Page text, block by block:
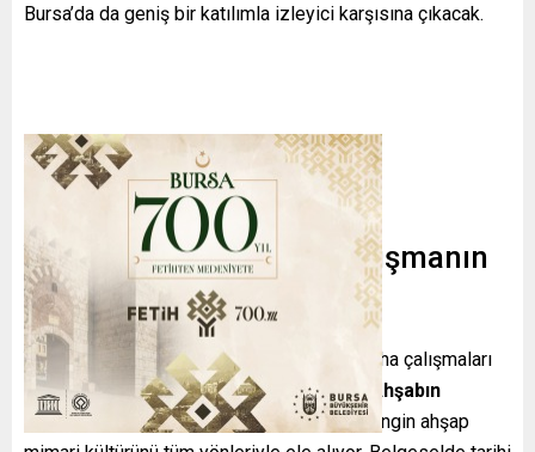
Bursa’da da geniş bir katılımla izleyici karşısına çıkacak.
Yaklaşık İki Yıllık Titiz Çalışmanın
Ürünü
Yaklaşık iki yıl süren kapsamlı araştırma, saha çalışmaları
ve çekim sürecinin ardından tamamlanan“Ahşabın
Cazibesi”
, Kastamonu’nun sahip olduğu zengin ahşap